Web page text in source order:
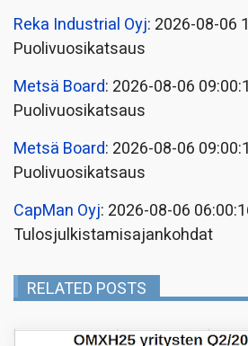
Reka Industrial Oyj: 2026-08-06
Puolivuosikatsaus
Metsä Board: 2026-08-06
Puolivuosikatsaus
Metsä Board: 2026-08-06
Puolivuosikatsaus
CapMan Oyj: 2026-08-06
Tulosjulkistamisajankohdat
RELATED POSTS